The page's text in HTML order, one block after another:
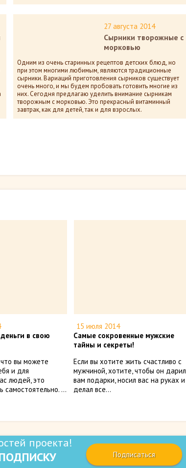
12 475
пока нет комментариев
27 августа 2014
Сырники творожные с
морковью
Одним из очень старинных рецептов детских блюд, но
при этом многими любимым, являются традиционные
сырники. Вариаций приготовления сырников существует
очень много, и мы будем пробовать готовить многие из
них. Сегодня предлагаю уделить внимание сырникам
творожным с морковью. Это прекрасный витаминный
завтрак, как для детей, так и для взрослых.
в свою
вы можете
и для
людей, это
самостоятельно. ...
15 июля 2014
Самые сокровенные мужские
тайны и секреты!
Если вы хотите жить счастливо с
мужчиной, хотите, чтобы он дарил
вам подарки, носил вас на руках и
делал все...
проекта!
Подписаться